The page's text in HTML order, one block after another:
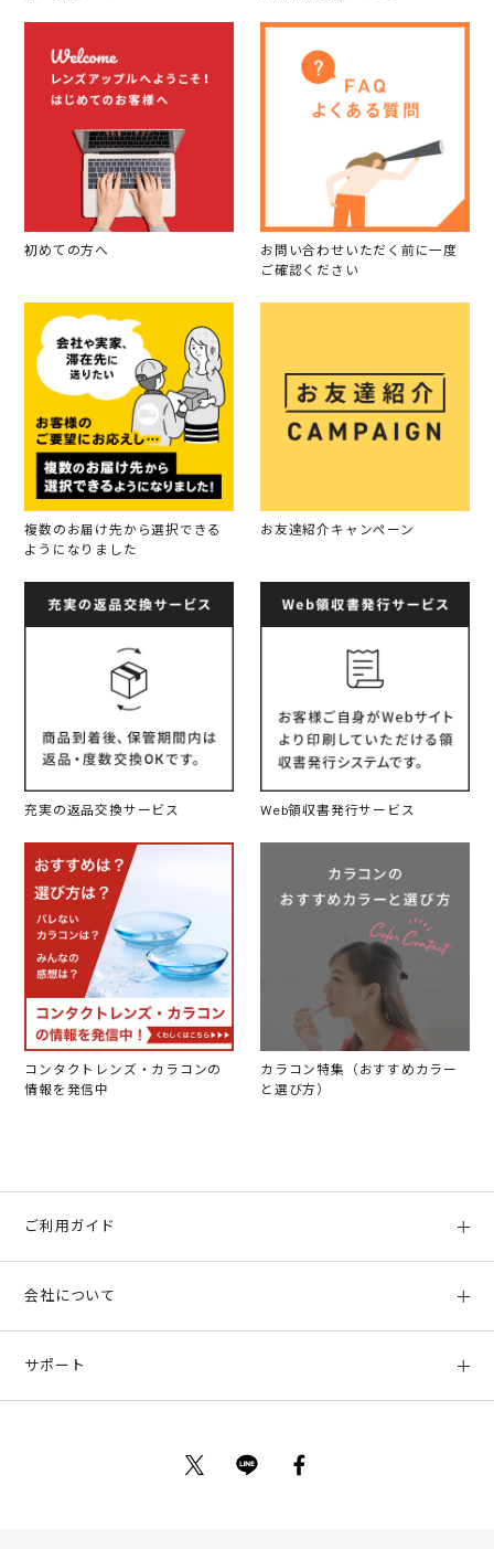
初めての方へ
お問い合わせいただく前に一度
ご確認ください
複数のお届け先から選択できる
ようになりました
お友達紹介キャンペーン
充実の返品交換サービス Web領収書発行サービス
コンタクトレンズ・カラコンの
情報を発信中
カラコン特集（おすすめカラー
と選び方）
ご利用ガイド
お支払い方法、配送について
返品について
会社について
サポート